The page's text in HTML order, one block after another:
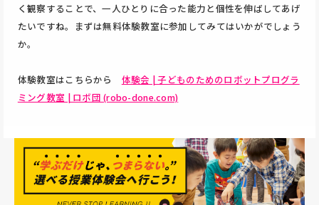
く観察することで、一人ひとりに合った能力と個性を伸ばしてあげ
たいですね。まずは無料体験教室に参加してみてはいかがでしょう
か。
体験教室はこちらから 体験会 | 子どものためのロボットプログラ
ミング教室 | ロボ団 (robo-done.com)